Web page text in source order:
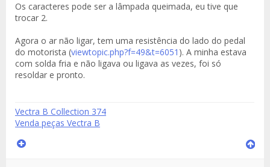
Os caracteres pode ser a lâmpada queimada, eu tive que
trocar 2.
Agora o ar não ligar, tem uma resistência do lado do pedal
do motorista (viewtopic.php?f=49&t=6051 ). A minha estava
com solda fria e não ligava ou ligava as vezes, foi só
resoldar e pronto.
Vectra B Collection 374
Venda peças Vectra B